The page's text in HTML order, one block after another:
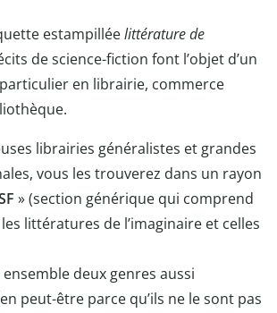
estampilléelittérature de
de science-fiction font l’objet d’un
en librairie, commerce
librairies généralistes et grandes
vous les trouverez dans un rayon
» (section générique qui comprend
littératures de l’imaginaire et celles
deux genres aussi
peut-être parce qu’ils ne le sont pas